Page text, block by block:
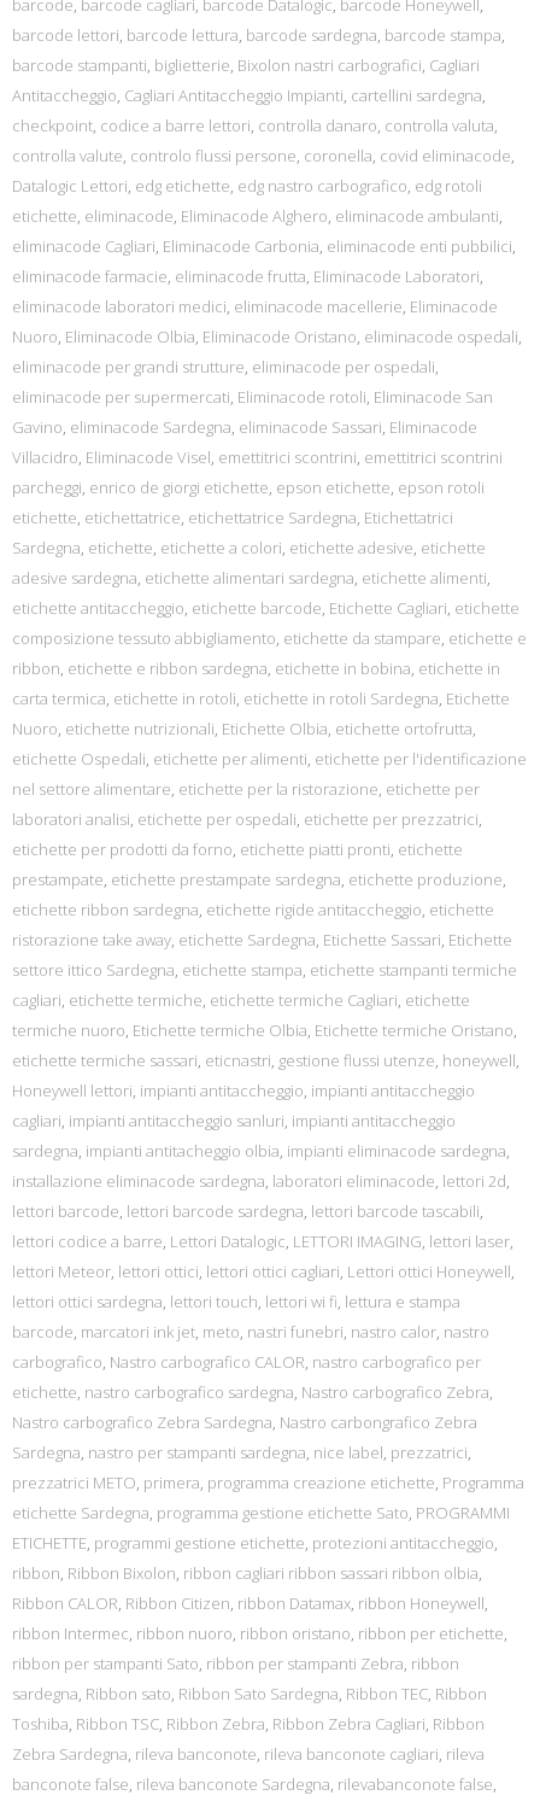
barcode, barcode cagliari, barcode Datalogic, barcode Honeywell ,
barcode lettori, barcode lettura, barcode sardegna, barcode stampa,
barcode stampanti, biglietterie, Bixolon nastri carbografici, Cagliari
Antitaccheggio, Cagliari Antitaccheggio Impianti, cartellini sardegna,
checkpoint, codice a barre lettori, controlla danaro, controlla valuta,
controlla valute, controlo flussi persone, coronella, covid eliminacode,
Datalogic Lettori, edg etichette, edg nastro carbografico, edg rotoli
etichette, eliminacode, Eliminacode Alghero, eliminacode ambulanti,
eliminacode Cagliari, Eliminacode Carbonia, eliminacode enti pubbilici,
eliminacode farmacie, eliminacode frutta, Eliminacode Laboratori,
eliminacode laboratori medici, eliminacode macellerie, Eliminacode
Nuoro, Eliminacode Olbia, Eliminacode Oristano, eliminacode ospedali,
eliminacode per grandi strutture, eliminacode per ospedali,
eliminacode per supermercati, Eliminacode rotoli, Eliminacode San
Gavino, eliminacode Sardegna, eliminacode Sassari, Eliminacode
Villacidro, Eliminacode Visel, emettitrici scontrini, emettitrici scontrini
parcheggi, enrico de giorgi etichette, epson etichette, epson rotoli
etichette, etichettatrice, etichettatrice Sardegna, Etichettatrici
Sardegna, etichette, etichette a colori, etichette adesive, etichette
adesive sardegna, etichette alimentari sardegna, etichette alimenti,
etichette antitaccheggio, etichette barcode, Etichette Cagliari, etichette
composizione tessuto abbigliamento, etichette da stampare, etichette e
ribbon, etichette e ribbon sardegna, etichette in bobina, etichette in
carta termica, etichette in rotoli, etichette in rotoli Sardegna, Etichette
Nuoro, etichette nutrizionali, Etichette Olbia, etichette ortofrutta,
etichette Ospedali, etichette per alimenti, etichette per l'identificazione
nel settore alimentare, etichette per la ristorazione, etichette per
laboratori analisi, etichette per ospedali, etichette per prezzatrici,
etichette per prodotti da forno, etichette piatti pronti, etichette
prestampate, etichette prestampate sardegna, etichette produzione,
etichette ribbon sardegna, etichette rigide antitaccheggio, etichette
ristorazione take away, etichette Sardegna, Etichette Sassari, Etichette
settore ittico Sardegna, etichette stampa, etichette stampanti termiche
cagliari, etichette termiche, etichette termiche Cagliari, etichette
termiche nuoro, Etichette termiche Olbia, Etichette termiche Oristano,
etichette termiche sassari, eticnastri, gestione flussi utenze, honeywell,
Honeywell lettori, impianti antitaccheggio, impianti antitaccheggio
cagliari, impianti antitaccheggio sanluri, impianti antitaccheggio
sardegna, impianti antitacheggio olbia, impianti eliminacode sardegna,
installazione eliminacode sardegna, laboratori eliminacode, lettori 2d,
lettori barcode, lettori barcode sardegna, lettori barcode tascabili,
lettori codice a barre, Lettori Datalogic, LETTORI IMAGING, lettori laser,
lettori Meteor, lettori ottici, lettori ottici cagliari, Lettori ottici Honeywell,
lettori ottici sardegna, lettori touch, lettori wi fi, lettura e stampa
barcode, marcatori ink jet, meto, nastri funebri, nastro calor, nastro
carbografico, Nastro carbografico CALOR, nastro carbografico per
etichette, nastro carbografico sardegna, Nastro carbografico Zebra,
Nastro carbografico Zebra Sardegna, Nastro carbongrafico Zebra
Sardegna, nastro per stampanti sardegna, nice label, prezzatrici,
prezzatrici METO, primera, programma creazione etichette, Programma
etichette Sardegna, programma gestione etichette Sato, PROGRAMMI
ETICHETTE, programmi gestione etichette, protezioni antitaccheggio,
ribbon, Ribbon Bixolon, ribbon cagliari ribbon sassari ribbon olbia,
Ribbon CALOR, Ribbon Citizen, ribbon Datamax, ribbon Honeywell,
ribbon Intermec, ribbon nuoro, ribbon oristano, ribbon per etichette,
ribbon per stampanti Sato, ribbon per stampanti Zebra, ribbon
sardegna, Ribbon sato, Ribbon Sato Sardegna, Ribbon TEC, Ribbon
Toshiba, Ribbon TSC, Ribbon Zebra, Ribbon Zebra Cagliari, Ribbon
Zebra Sardegna, rileva banconote, rileva banconote cagliari, rileva
banconote false, rileva banconote Sardegna, rilevabanconote false,